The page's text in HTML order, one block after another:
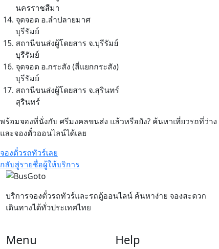
นครราชสีมา
จุดจอด อ.ลำปลายมาศ
บุรีรัมย์
สถานีขนส่งผู้โดยสาร จ.บุรีรัมย์
บุรีรัมย์
จุดจอด อ.กระสัง (สี่แยกกระสัง)
บุรีรัมย์
สถานีขนส่งผู้โดยสาร จ.สุรินทร์
สุรินทร์
พร้อมจองที่นั่งกับ ศรีมงคลขนส่ง แล้วหรือยัง? ค้นหาเที่ยวรถที่ว่าง
และจองตั๋วออนไลน์ได้เลย
จองตั๋วรถทัวร์เลย
กลับสู่รายชื่อผู้ให้บริการ
บริการจองตั๋วรถทัวร์และรถตู้ออนไลน์ ค้นหาง่าย จองสะดวก
เดินทางได้ทั่วประเทศไทย
Menu Help